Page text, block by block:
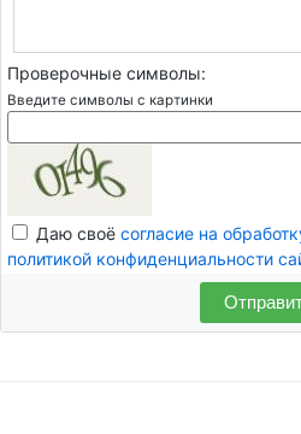
Проверочные символы:
Введите символы с картинки
Даю своё согласие на
политикой конфиденциальности